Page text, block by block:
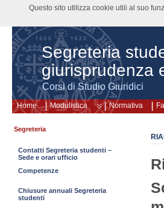
Segreteria
giurisprudenza
Corsi di Studio Giuridici
Home Modulistica Normativa
Segreteria
Contatti Segreteria studenti –
Sede e orari ufficio
Competenze
Chiusure annuali Segreteria
studenti
Questo sito utilizza cookie utili al suo